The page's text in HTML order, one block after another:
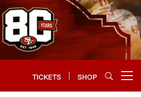
TICKETS SHOP